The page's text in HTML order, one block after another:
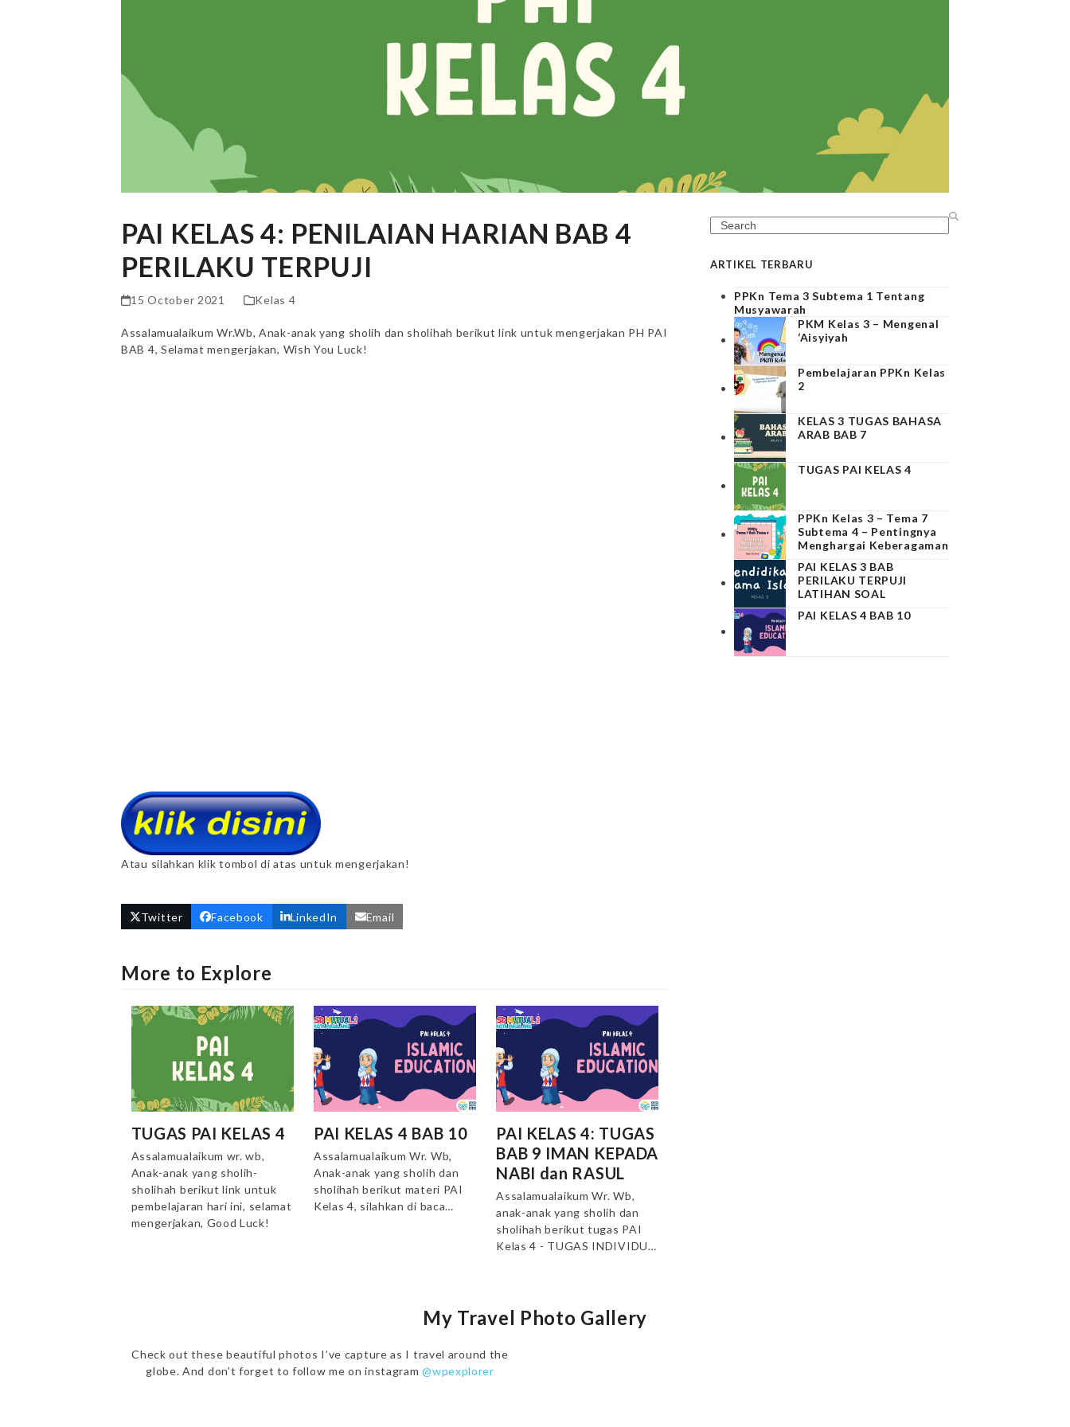
PAI KELAS 4: PENILAIAN HARIAN BAB 4
PERILAKU TERPUJI
15 October 2021 Kelas 4
Assalamualaikum Wr.Wb, Anak-anak yang sholih dan sholihah berikut link untuk mengerjakan PH PAI
BAB 4, Selamat mengerjakan, Wish You Luck!
Atau silahkan klik tombol di atas untuk mengerjakan!
Twitter Facebook LinkedIn Email
More to Explore
TUGAS PAI KELAS 4
Assalamualaikum wr. wb,
Anak-anak yang sholih-
sholihah berikut link untuk
pembelajaran hari ini, selamat
mengerjakan, Good Luck!
PAI KELAS 4 BAB 10
Assalamualaikum Wr. Wb,
Anak-anak yang sholih dan
sholihah berikut materi PAI
Kelas 4, silahkan di baca…
PAI KELAS 4: TUGAS
BAB 9 IMAN KEPADA
NABI dan RASUL
Assalamualaikum Wr. Wb,
anak-anak yang sholih dan
sholihah berikut tugas PAI
Kelas 4 - TUGAS INDIVIDU…
Search
ARTIKEL TERBARU
PPKn Tema 3 Subtema 1 Tentang
Musyawarah
PKM Kelas 3 – Mengenal
‘Aisyiyah
Pembelajaran PPKn Kelas
2
KELAS 3 TUGAS BAHASA
ARAB BAB 7
TUGAS PAI KELAS 4
PPKn Kelas 3 – Tema 7
Subtema 4 – Pentingnya
Menghargai Keberagaman
PAI KELAS 3 BAB
PERILAKU TERPUJI
LATIHAN SOAL
PAI KELAS 4 BAB 10
My Travel Photo Gallery
Check out these beautiful photos I’ve capture as I travel around the
globe. And don’t forget to follow me on instagram@wpexplorer